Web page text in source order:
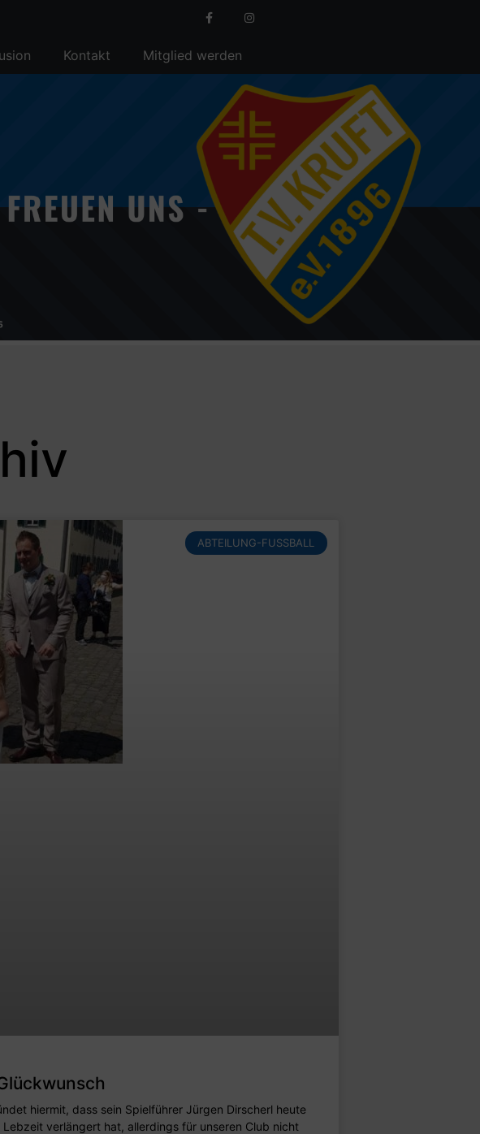
Kontakt Mitglied werden
ABTEILUNG-FUSSBALL
hiermit, dass sein Spielführer Jürgen Dirscherl heute
Lebzeit verlängert hat, allerdings für unseren Club nicht